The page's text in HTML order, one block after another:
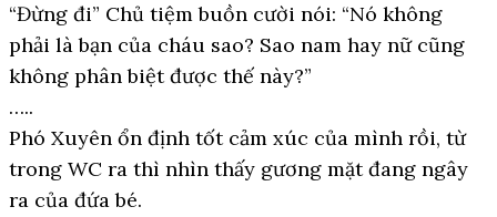
“Đừng đi” Chủ tiệm buồn cười nói: “Nó không
phải là bạn của cháu sao? Sao nam hay nữ cũng
không phân biệt được thế này?”
…..
Phó Xuyên ổn định tốt cảm xúc của mình rồi, từ
trong WC ra thì nhìn thấy gương mặt đang ngây
ra của đứa bé.